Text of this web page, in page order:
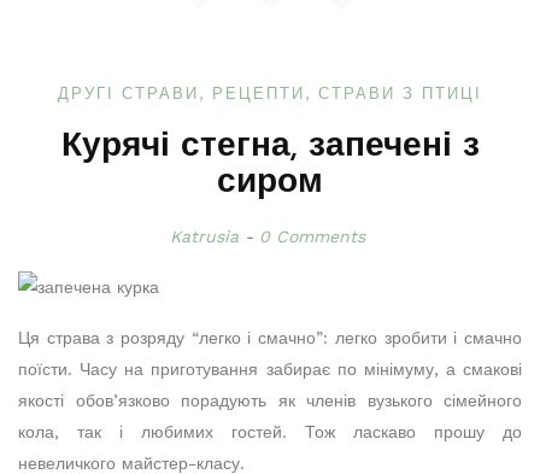
ДРУГІ СТРАВИ РЕЦЕПТИ СТРАВИ З ПТИЦІ
Курячі стегна, запечені з
сиром
Katrusia 0 Comments
Ця страва з розряду “легко і смачно”: легко зробити і смачно
поїсти. Часу на приготування забирає по мінімуму, а смакові
якості обов’язково порадують як членів вузького сімейного
кола, так і любимих гостей. Тож ласкаво прошу до
невеличкого майстер-класу.